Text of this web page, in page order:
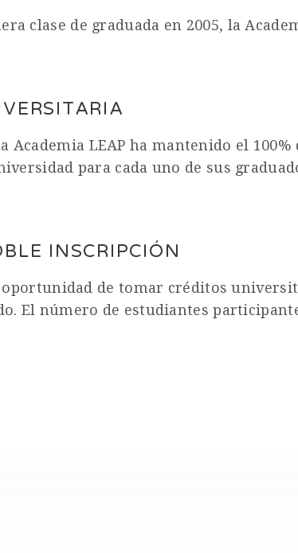
clase de graduada en 2005, la
Academia LEAP ha mantenido el
para cada uno de sus
INSCRIPCIÓN
oportunidad de tomar créditos
El número de estudiantes